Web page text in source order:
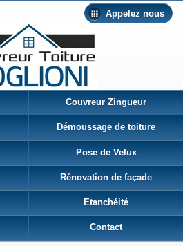
Appelez nous
Couvreur Zingueur
Démoussage de toiture
Pose de Velux
Rénovation de façade
Etanchéité
Contact